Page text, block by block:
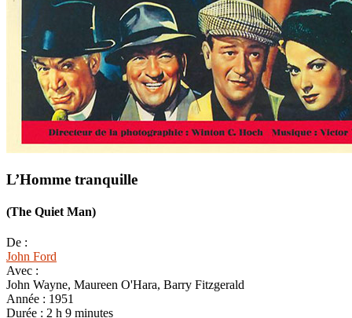
L’Homme tranquille
(The Quiet Man)
De :
John Ford
Avec :
John Wayne, Maureen O'Hara, Barry Fitzgerald
Année : 1951
Durée : 2 h 9 minutes